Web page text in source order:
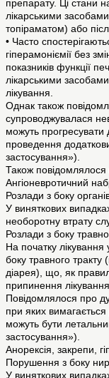
препарату. Ці стани
лікарськими
топіраматом) або
• Часто
гіперамоніємії без
показників функції
лікарськими
лікування.
Однак також
супроводжувалася
можуть прогресувати
проведення
застосування»).
Також повідомлялося
Ангіоневротичний
Розлади з боку
У виняткових
необоротну втрату
Розлади з боку
На початку
боку травного тракту
діарея), що, як
припинення
Повідомлялося про
при яких вимагається
можуть бути
застосування»).
Анорексія, закрепи,
Порушення з боку
У виняткових